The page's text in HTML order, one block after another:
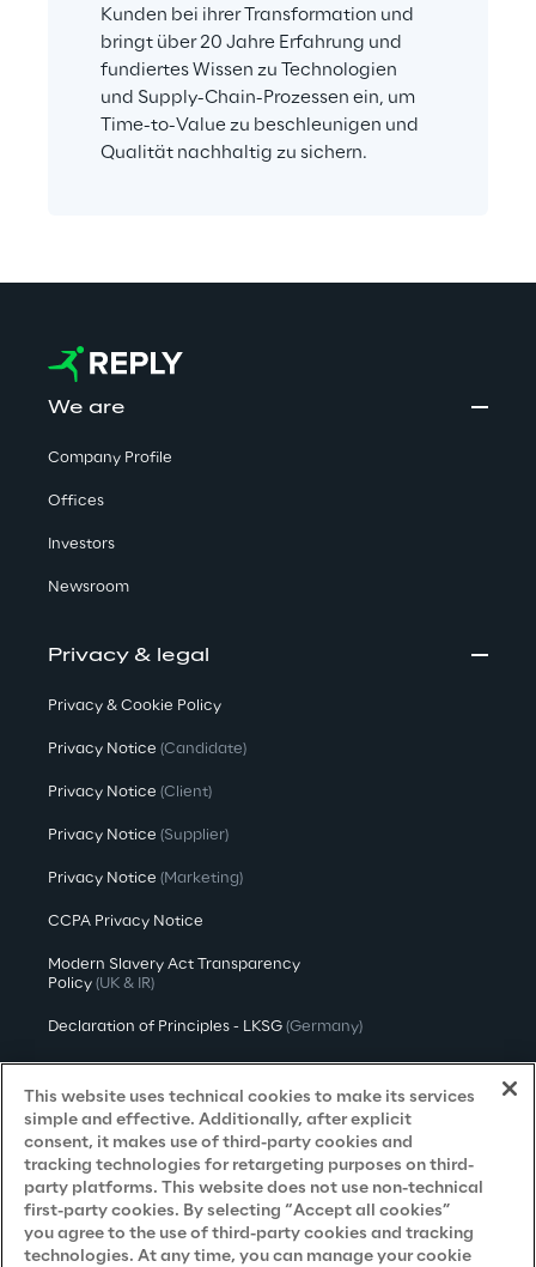
Kunden bei ihrer Transformation und
bringt über 20 Jahre Erfahrung und
fundiertes Wissen zu Technologien
und Supply-Chain-Prozessen ein, um
Time-to-Value zu beschleunigen und
Qualität nachhaltig zu sichern.
We are
Company Profile
Offices
Investors
Newsroom
Privacy & legal
Privacy & Cookie Policy
Privacy Notice (Candidate)
Privacy Notice (Client)
Privacy Notice (Supplier)
Privacy Notice (Marketing)
CCPA Privacy Notice
Modern Slavery Act Transparency
Policy (UK & IR)
Declaration of Principles - LKSG (Germany)
Accessibility Statement
Do Not Sell/Share My Personal Information
Careers
This website uses technical cookies to make its services
simple and effective. Additionally, after explicit
consent, it makes use of third-party cookies and
tracking technologies for retargeting purposes on third-
party platforms. This website does not use non-technical
first-party cookies. By selecting “Accept all cookies”
you agree to the use of third-party cookies and tracking
technologies. At any time, you can manage your cookie